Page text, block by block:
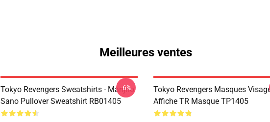
Meilleures ventes
Tokyo Revengers Sweatshirts - Manjiro
Sano Pullover Sweatshirt RB01405
-6%
Tokyo Revengers Masques
Affiche TR Masque TP1405